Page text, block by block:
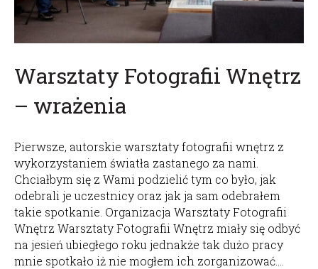
Warsztaty Fotografii Wnętrz
– wrażenia
Pierwsze, autorskie warsztaty fotografii wnętrz z
wykorzystaniem światła zastanego za nami.
Chciałbym się z Wami podzielić tym co było, jak
odebrali je uczestnicy oraz jak ja sam odebrałem
takie spotkanie. Organizacja Warsztaty Fotografii
Wnętrz Warsztaty Fotografii Wnętrz miały się odbyć
na jesień ubiegłego roku jednakże tak dużo pracy
mnie spotkało iż nie mogłem ich zorganizować.…